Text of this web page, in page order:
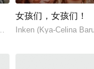
期当红的韩国流行三
女孩们，女孩们！
Inken (Kya-Celina